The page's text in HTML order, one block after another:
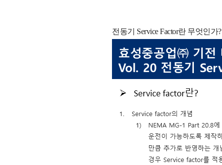
전동기 Service Factor란 무엇인가?